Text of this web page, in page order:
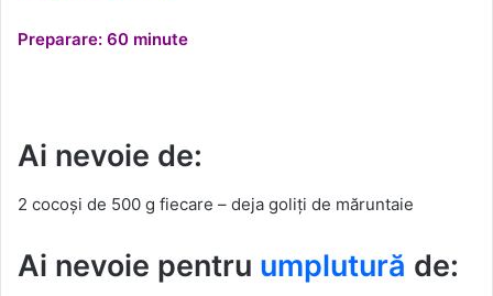
Preparare: 60 minute
Ai nevoie de:
2 cocoși de 500 g fiecare – deja goliți de măruntaie
Ai nevoie pentru umplutură de: